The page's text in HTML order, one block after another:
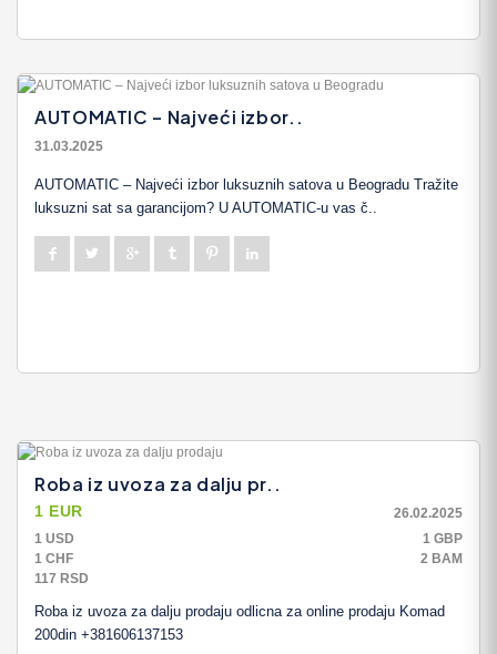
AUTOMATIC – Najveći izbor..
31.03.2025
AUTOMATIC – Najveći izbor luksuznih satova u Beogradu Tražite
luksuzni sat sa garancijom? U AUTOMATIC-u vas č..
Roba iz uvoza za dalju pr..
1 EUR
26.02.2025
1 USD
1 GBP
1 CHF
2 BAM
117 RSD
Roba iz uvoza za dalju prodaju odlicna za online prodaju Komad
200din +381606137153